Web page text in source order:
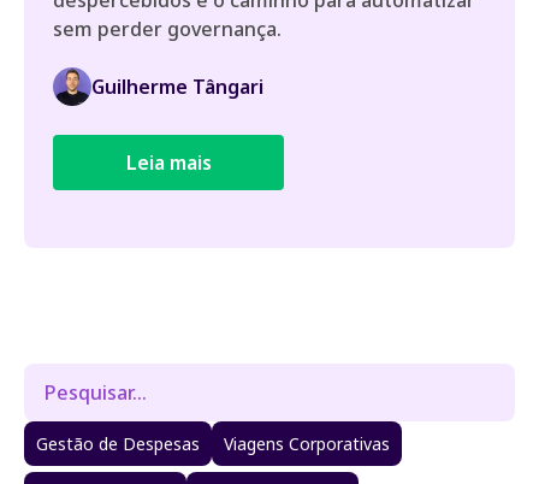
sem perder governança.
Guilherme Tângari
Leia mais
Gestão de Despesas Viagens Corporativas